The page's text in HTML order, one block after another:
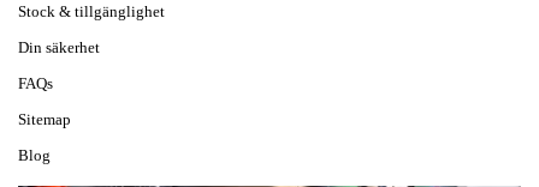
Stock & tillgänglighet
Din säkerhet
FAQs
Sitemap
Blog